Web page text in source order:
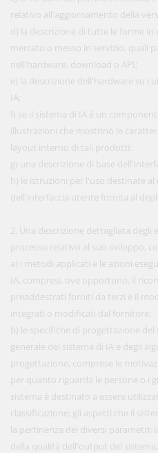
relativo all'aggiornamento della
d) la descrizione di tutte le forme in
mercato o messo in servizio, quali
nell'hardware, download o API;
e) la descrizione dell'hardware su
IA;
f) se il sistema di IA è un
illustrazioni che mostrino le
layout interno di tali prodotti;
g) una descrizione di base
h) le istruzioni per l'uso destinate
dell'interfaccia utente fornita al
2. Una descrizione dettagliata degli
processo relativo al suo sviluppo,
a) i metodi applicati e le azioni
IA, compresi, ove opportuno, il
preaddestrati forniti da terzi e il
integrati o modificati dal fornitore;
b) le specifiche di progettazione del
generale del sistema di IA e degli
progettazione, comprese le
per quanto riguarda le persone o i
sistema è destinato a essere
classificazione; gli aspetti che il
la pertinenza dei diversi parametri;
della qualità dell'output del